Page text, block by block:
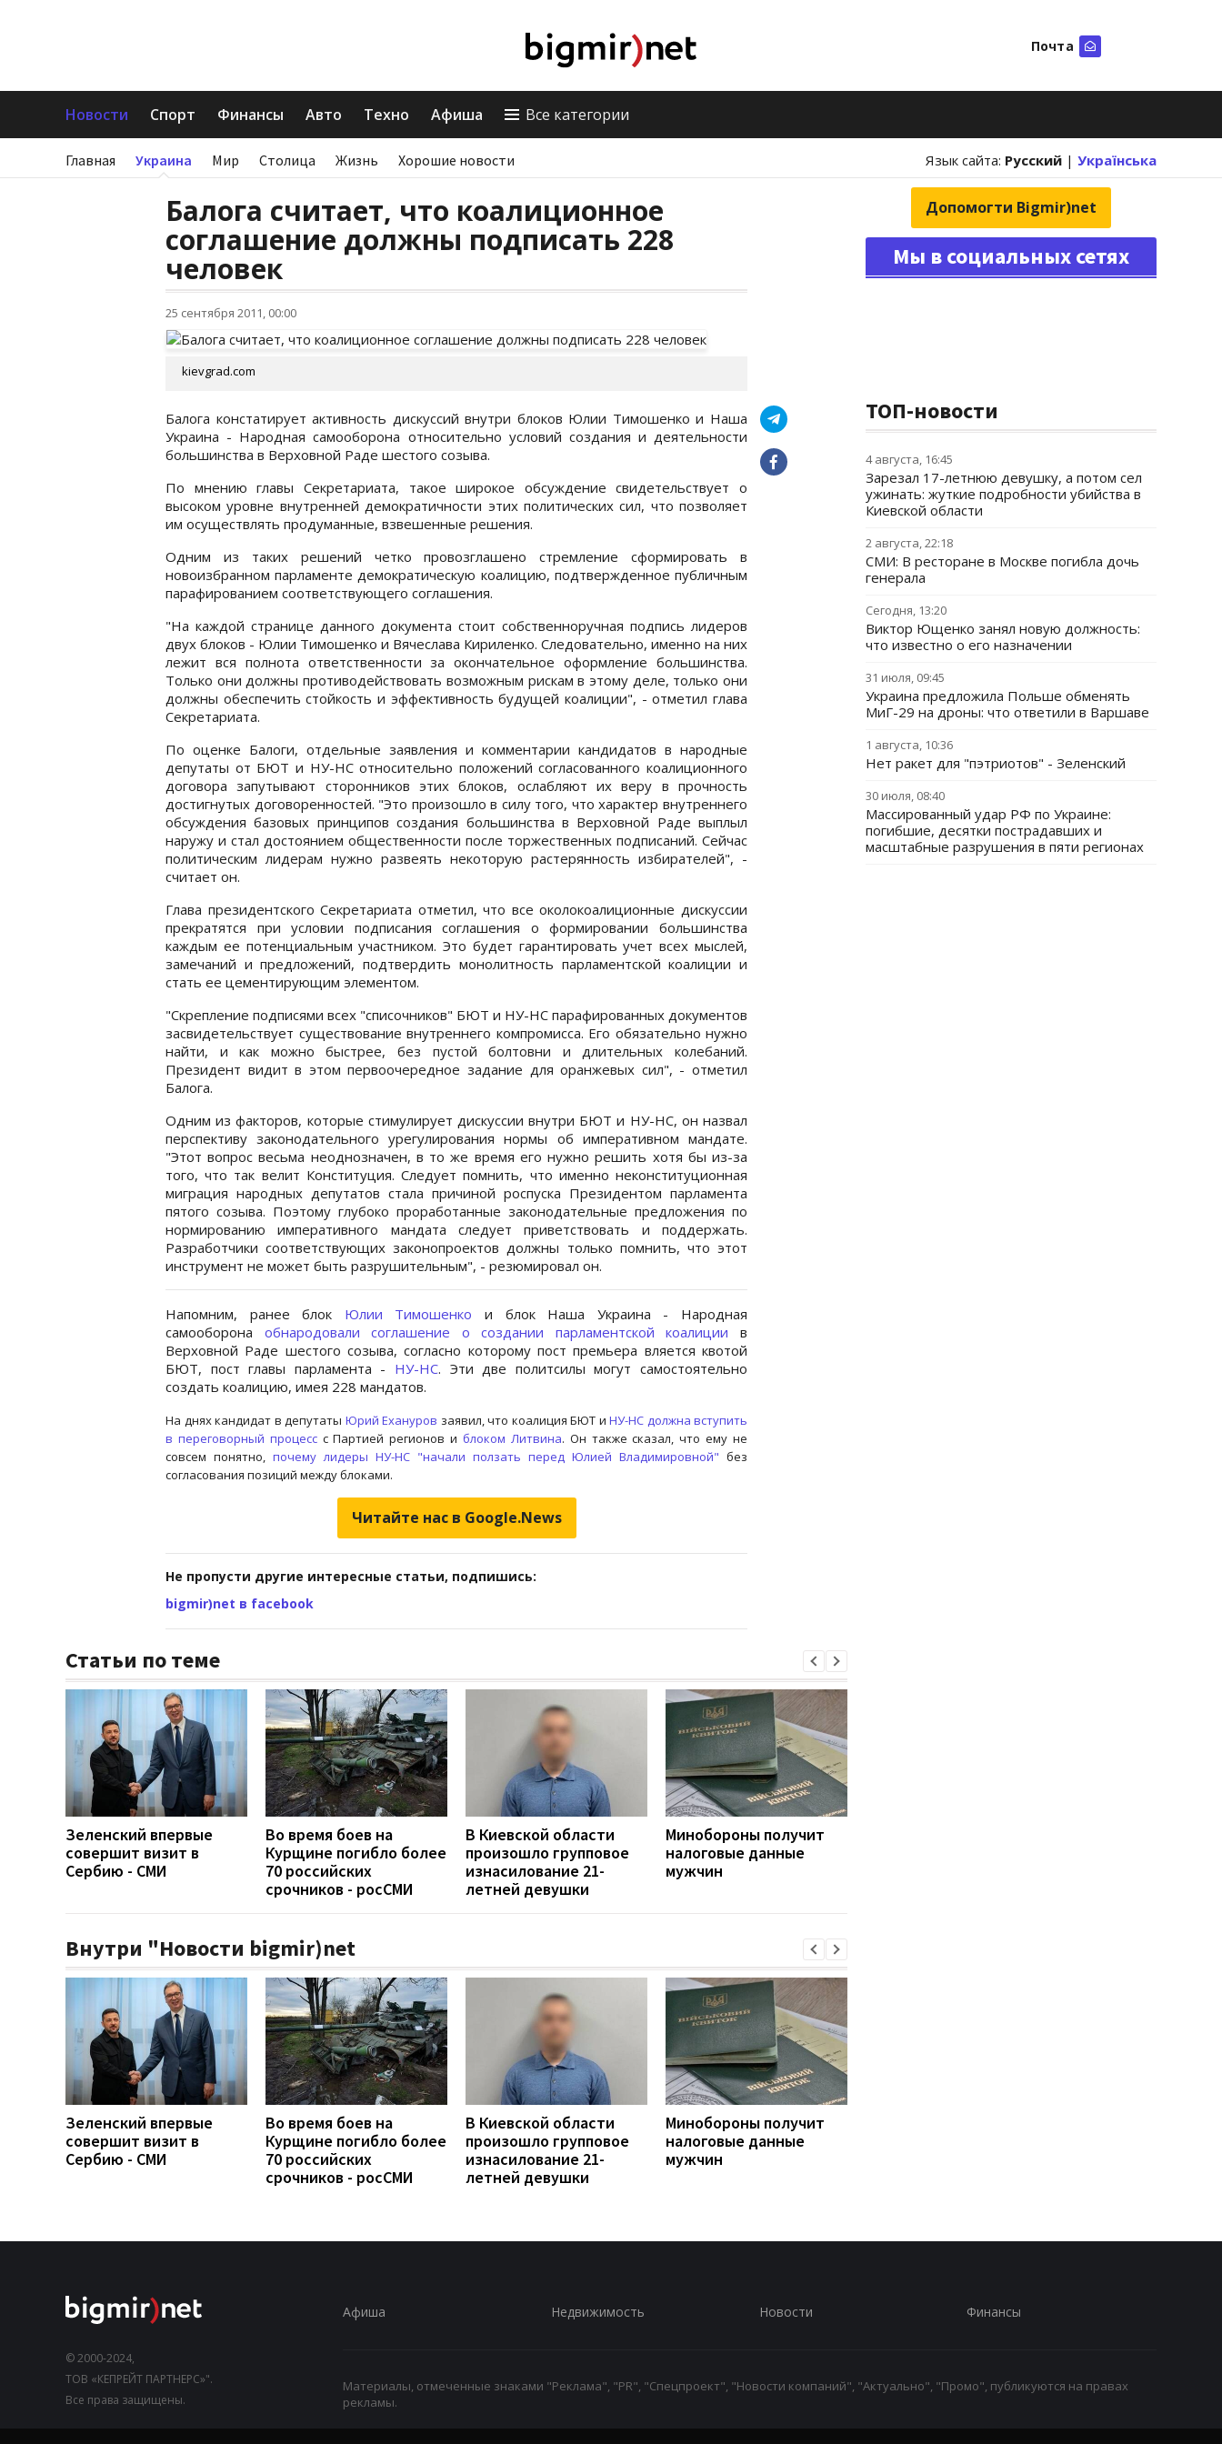
Почта
Новости Спорт Финансы Авто Техно Афиша Все категории
Главная Украина Мир Столица Жизнь Хорошие новости Язык сайта: Русский | Українська
Балога считает, что коалиционное
соглашение должны подписать 228
человек
25 сентября 2011, 00:00
kievgrad.com
Балога констатирует активность дискуссий внутри блоков Юлии Тимошенко и Наша
Украина - Народная самооборона относительно условий создания и деятельности
большинства в Верховной Раде шестого созыва.
По мнению главы Секретариата, такое широкое обсуждение свидетельствует о
высоком уровне внутренней демократичности этих политических сил, что позволяет
им осуществлять продуманные, взвешенные решения.
Одним из таких решений четко провозглашено стремление сформировать в
новоизбранном парламенте демократическую коалицию, подтвержденное публичным
парафированием соответствующего соглашения.
"На каждой странице данного документа стоит собственноручная подпись лидеров
двух блоков - Юлии Тимошенко и Вячеслава Кириленко. Следовательно, именно на них
лежит вся полнота ответственности за окончательное оформление большинства.
Только они должны противодействовать возможным рискам в этому деле, только они
должны обеспечить стойкость и эффективность будущей коалиции", - отметил глава
Секретариата.
По оценке Балоги, отдельные заявления и комментарии кандидатов в народные
депутаты от БЮТ и НУ-НС относительно положений согласованного коалиционного
договора запутывают сторонников этих блоков, ослабляют их веру в прочность
достигнутых договоренностей. "Это произошло в силу того, что характер внутреннего
обсуждения базовых принципов создания большинства в Верховной Раде выплыл
наружу и стал достоянием общественности после торжественных подписаний. Сейчас
политическим лидерам нужно развеять некоторую растерянность избирателей", -
считает он.
Глава президентского Секретариата отметил, что все околокоалиционные дискуссии
прекратятся при условии подписания соглашения о формировании большинства
каждым ее потенциальным участником. Это будет гарантировать учет всех мыслей,
замечаний и предложений, подтвердить монолитность парламентской коалиции и
стать ее цементирующим элементом.
"Скрепление подписями всех "списочников" БЮТ и НУ-НС парафированных документов
засвидетельствует существование внутреннего компромисса. Его обязательно нужно
найти, и как можно быстрее, без пустой болтовни и длительных колебаний.
Президент видит в этом первоочередное задание для оранжевых сил", - отметил
Балога.
Одним из факторов, которые стимулирует дискуссии внутри БЮТ и НУ-НС, он назвал
перспективу законодательного урегулирования нормы об императивном мандате.
"Этот вопрос весьма неоднозначен, в то же время его нужно решить хотя бы из-за
того, что так велит Конституция. Следует помнить, что именно неконституционная
миграция народных депутатов стала причиной роспуска Президентом парламента
пятого созыва. Поэтому глубоко проработанные законодательные предложения по
нормированию императивного мандата следует приветствовать и поддержать.
Разработчики соответствующих законопроектов должны только помнить, что этот
инструмент не может быть разрушительным", - резюмировал он.
Напомним, ранее блок Юлии Тимошенко и блок Наша Украина - Народная
самооборона обнародовали соглашение о создании парламентской коалициив
Верховной Раде шестого созыва, согласно которому пост премьера вляется квотой
БЮТ, пост главы парламента - НУ-НС. Эти две политсилы могут самостоятельно
создать коалицию, имея 228 мандатов.
На днях кандидат в депутаты Юрий Ехануров заявил, что коалиция БЮТ и НУ-НС должна вступить
в переговорный процесс с Партией регионов и блоком Литвина. Он также сказал, что ему не
совсем понятно, почему лидеры НУ-НС "начали ползать перед Юлией Владимировной" без
согласования позиций между блоками.
Читайте нас в Google.News
Не пропусти другие интересные статьи, подпишись:
bigmir)net в facebook
Статьи по теме
Зеленский впервые
совершит визит в
Сербию - СМИ
Во время боев на
Курщине погибло более
70 российских
срочников - росСМИ
В Киевской области
произошло групповое
изнасилование 21-
летней девушки
Минобороны получит
налоговые данные
мужчин
Внутри "Новости bigmir)net
Зеленский впервые
совершит визит в
Сербию - СМИ
Во время боев на
Курщине погибло более
70 российских
срочников - росСМИ
В Киевской области
произошло групповое
изнасилование 21-
летней девушки
Минобороны получит
налоговые данные
мужчин
Допомогти Bigmir)net
Мы в социальных сетях
ТОП-новости
4 августа, 16:45
Зарезал 17-летнюю девушку, а потом сел
ужинать: жуткие подробности убийства в
Киевской области
2 августа, 22:18
СМИ: В ресторане в Москве погибла дочь
генерала
Сегодня, 13:20
Виктор Ющенко занял новую должность:
что известно о его назначении
31 июля, 09:45
Украина предложила Польше обменять
МиГ-29 на дроны: что ответили в Варшаве
1 августа, 10:36
Нет ракет для "пэтриотов" - Зеленский
30 июля, 08:40
Массированный удар РФ по Украине:
погибшие, десятки пострадавших и
масштабные разрушения в пяти регионах
© 2000-2024,
ТОВ «КЕПРЕЙТ ПАРТНЕРС»".
Все права защищены.
Афиша Недвижимость Новости Финансы
Материалы, отмеченные знаками "Реклама", "PR", "Спецпроект", "Новости компаний", "Актуально", "Промо", публикуются на правах
рекламы.